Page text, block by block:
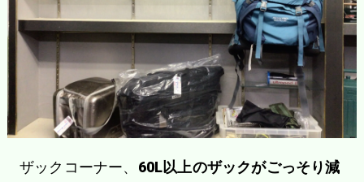
ザックコーナー、 60L以上のザックがごっそり減